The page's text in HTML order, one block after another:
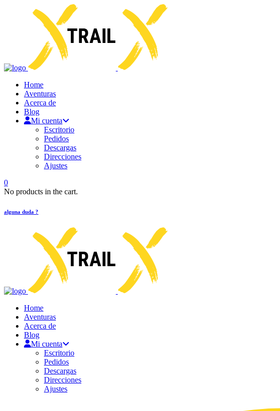
Home
Aventuras
Acerca de
Blog
Mi cuenta
Escritorio
Pedidos
Descargas
Direcciones
Ajustes
0
No products in the cart.
alguna duda ?
Home
Aventuras
Acerca de
Blog
Mi cuenta
Escritorio
Pedidos
Descargas
Direcciones
Ajustes